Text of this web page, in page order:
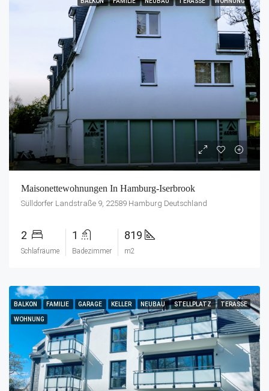
Maisonettewohnungen In Hamburg-Iserbrook
Sülldorfer Landstraße 9, 22589 Hamburg Deutschland
2
Schlafräume
1
Badezimmer
819
m2
BALKON FAMILIE GARAGE KELLER NEUBAU STELLPLATZ TERASSE
WOHNUNG